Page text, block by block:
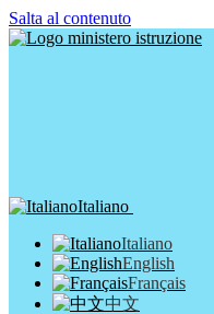
Salta al contenuto
Italiano
Italiano
English
Français
中文